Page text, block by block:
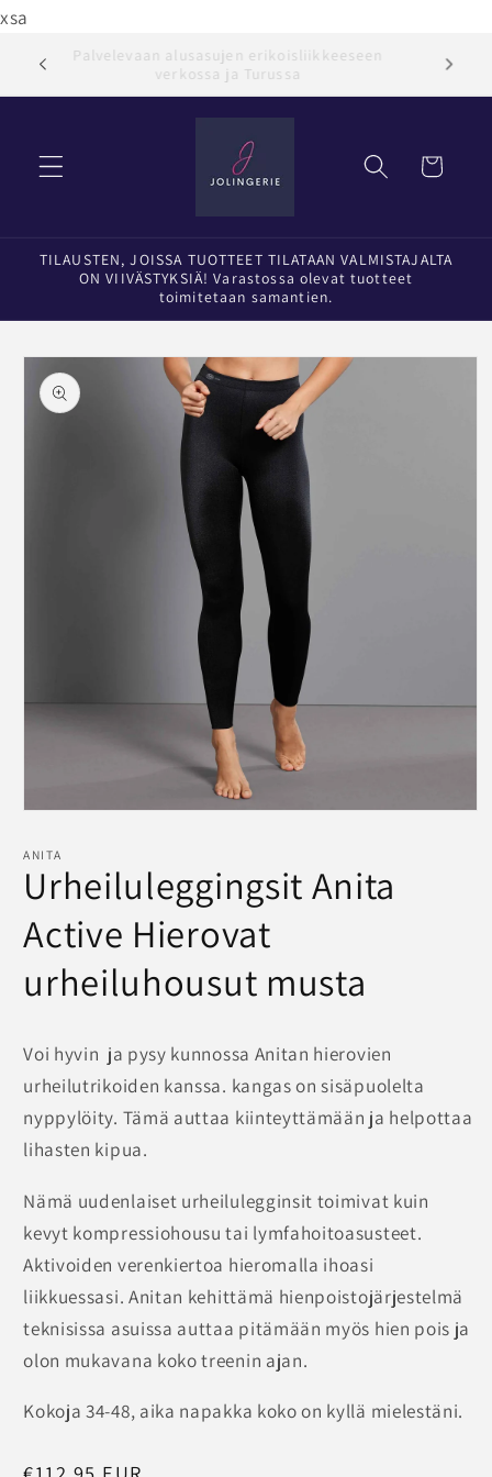
xsa
sisältöönPalvelevaan alusasujen erikoisliikkeeseen
verkossa ja Turussa
Ostoskori
TILAUSTEN, JOISSA TUOTTEET TILATAAN VALMISTAJALTA
ON VIIVÄSTYKSIÄ! Varastossa olevat tuotteet
toimitetaan samantien.
Siirry
tuotetietoihin
1
ikkunassa
ANITA
Urheiluleggingsit Anita
Active Hierovat
urheiluhousut musta
Voi hyvin ja pysy kunnossa Anitan hierovien
urheilutrikoiden kanssa. kangas on sisäpuolelta
nyppylöity. Tämä auttaa kiinteyttämään ja helpottaa
lihasten kipua.
Nämä uudenlaiset urheilulegginsit toimivat kuin
kevyt kompressiohousu tai lymfahoitoasusteet.
Aktivoiden verenkiertoa hieromalla ihoasi
liikkuessasi. Anitan kehittämä hienpoistojärjestelmä
teknisissa asuissa auttaa pitämään myös hien pois ja
olon mukavana koko treenin ajan.
Kokoja 34-48, aika napakka koko on kyllä mielestäni.